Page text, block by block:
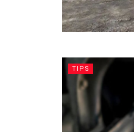
TIPS